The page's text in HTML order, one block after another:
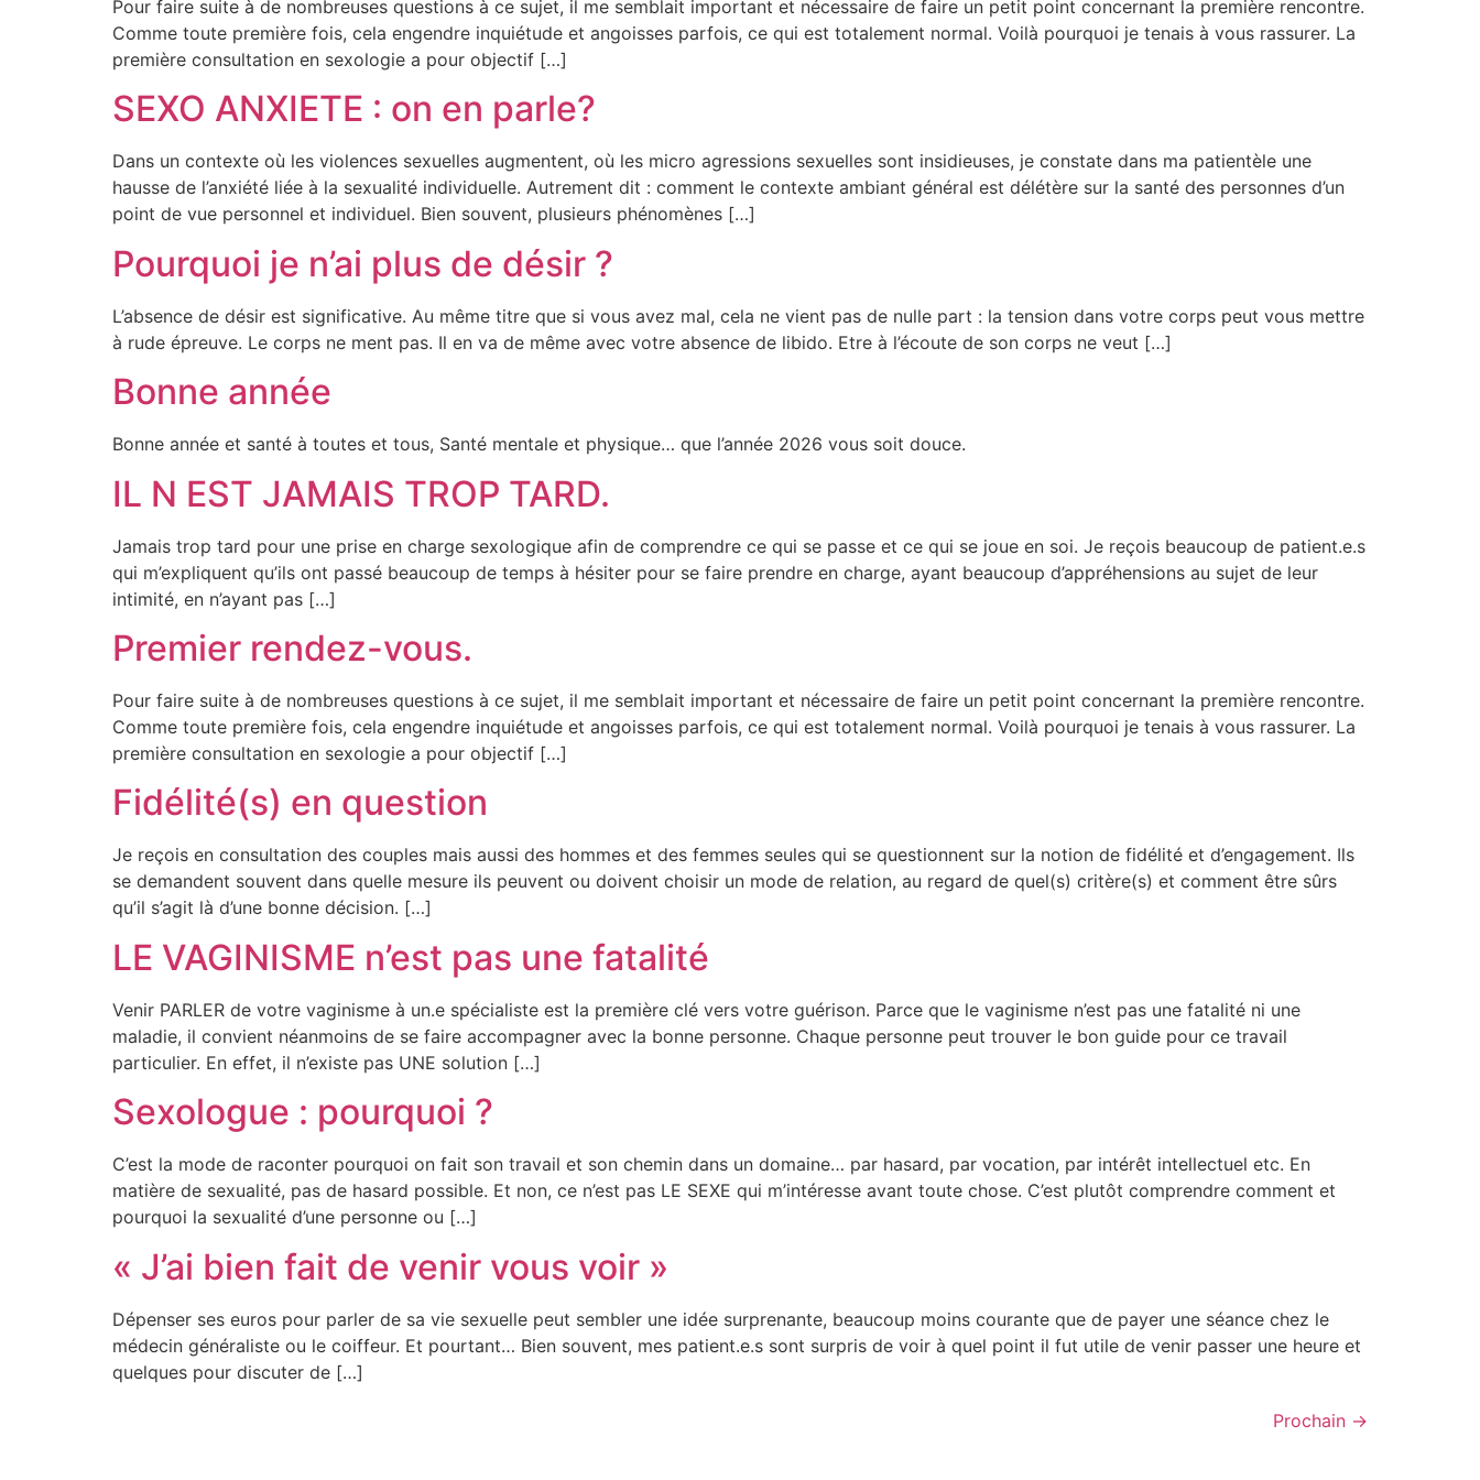
Pour faire suite à de nombreuses questions à ce sujet, il me semblait important et nécessaire de faire un petit point concernant la première rencontre.
Comme toute première fois, cela engendre inquiétude et angoisses parfois, ce qui est totalement normal. Voilà pourquoi je tenais à vous rassurer. La
première consultation en sexologie a pour objectif […]
SEXO ANXIETE : on en parle?
Dans un contexte où les violences sexuelles augmentent, où les micro agressions sexuelles sont insidieuses, je constate dans ma patientèle une
hausse de l’anxiété liée à la sexualité individuelle. Autrement dit : comment le contexte ambiant général est délétère sur la santé des personnes d’un
point de vue personnel et individuel. Bien souvent, plusieurs phénomènes […]
Pourquoi je n’ai plus de désir ?
L’absence de désir est significative. Au même titre que si vous avez mal, cela ne vient pas de nulle part : la tension dans votre corps peut vous mettre
à rude épreuve. Le corps ne ment pas. Il en va de même avec votre absence de libido. Etre à l’écoute de son corps ne veut […]
Bonne année
Bonne année et santé à toutes et tous, Santé mentale et physique… que l’année 2026 vous soit douce.
IL N EST JAMAIS TROP TARD.
Jamais trop tard pour une prise en charge sexologique afin de comprendre ce qui se passe et ce qui se joue en soi. Je reçois beaucoup de patient.e.s
qui m’expliquent qu’ils ont passé beaucoup de temps à hésiter pour se faire prendre en charge, ayant beaucoup d’appréhensions au sujet de leur
intimité, en n’ayant pas […]
Premier rendez-vous.
Pour faire suite à de nombreuses questions à ce sujet, il me semblait important et nécessaire de faire un petit point concernant la première rencontre.
Comme toute première fois, cela engendre inquiétude et angoisses parfois, ce qui est totalement normal. Voilà pourquoi je tenais à vous rassurer. La
première consultation en sexologie a pour objectif […]
Fidélité(s) en question
Je reçois en consultation des couples mais aussi des hommes et des femmes seules qui se questionnent sur la notion de fidélité et d’engagement. Ils
se demandent souvent dans quelle mesure ils peuvent ou doivent choisir un mode de relation, au regard de quel(s) critère(s) et comment être sûrs
qu’il s’agit là d’une bonne décision. […]
LE VAGINISME n’est pas une fatalité
Venir PARLER de votre vaginisme à un.e spécialiste est la première clé vers votre guérison. Parce que le vaginisme n’est pas une fatalité ni une
maladie, il convient néanmoins de se faire accompagner avec la bonne personne. Chaque personne peut trouver le bon guide pour ce travail
particulier. En effet, il n’existe pas UNE solution […]
Sexologue : pourquoi ?
C’est la mode de raconter pourquoi on fait son travail et son chemin dans un domaine… par hasard, par vocation, par intérêt intellectuel etc. En
matière de sexualité, pas de hasard possible. Et non, ce n’est pas LE SEXE qui m’intéresse avant toute chose. C’est plutôt comprendre comment et
pourquoi la sexualité d’une personne ou […]
« J’ai bien fait de venir vous voir »
Dépenser ses euros pour parler de sa vie sexuelle peut sembler une idée surprenante, beaucoup moins courante que de payer une séance chez le
médecin généraliste ou le coiffeur. Et pourtant… Bien souvent, mes patient.e.s sont surpris de voir à quel point il fut utile de venir passer une heure et
quelques pour discuter de […]
Prochain →